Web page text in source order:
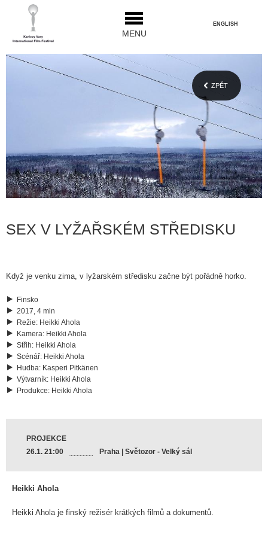
MENU
ENGLISH
ZPĚT
SEX V LYŽAŘSKÉM STŘEDISKU
Když je venku zima, v lyžarském středisku začne být pořádně horko.
Finsko
2017, 4 min
Režie: Heikki Ahola
Kamera: Heikki Ahola
Střih: Heikki Ahola
Scénář: Heikki Ahola
Hudba: Kasperi Pitkänen
Výtvarník: Heikki Ahola
Produkce: Heikki Ahola
PROJEKCE
26.1. 21:00
Praha | Světozor - Velký sál
Heikki Ahola
Heikki Ahola je finský režisér krátkých filmů a dokumentů.